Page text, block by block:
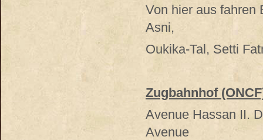
Von hier aus fahren
Asni,
Oukika-Tal, Setti
Zugbahnhof
Avenue Hassan II.
Avenue